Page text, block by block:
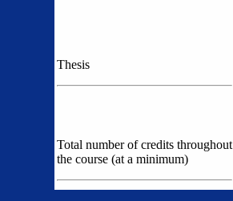
Thesis
Total number of credits throughout
the course (at a minimum)